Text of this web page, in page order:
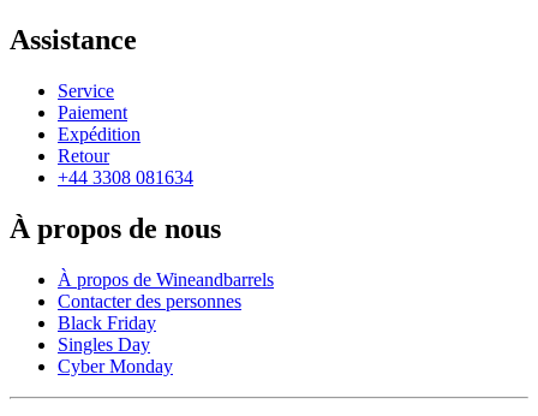
Assistance
Service
Paiement
Expédition
Retour
+44 3308 081634
À propos de nous
À propos de Wineandbarrels
Contacter des personnes
Black Friday
Singles Day
Cyber Monday